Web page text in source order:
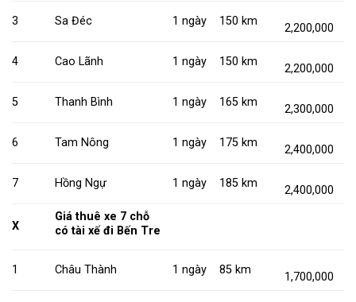
3 Sa Đéc 1 ngày 150 km
2,200,000
4 Cao Lãnh 1 ngày 150 km
2,200,000
5 Thanh Bình 1 ngày 165 km
2,300,000
6 Tam Nông 1 ngày 175 km
2,400,000
7 Hồng Ngự 1 ngày 185 km
2,400,000
X
Giá thuê xe 7 chỗ
có tài xế đi Bến Tre
1 Châu Thành 1 ngày 85 km
1,700,000